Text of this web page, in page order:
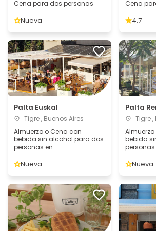
Cena para dos personas
Nueva
Cena
4.7
Palta Euskal
Tigre , Buenos Aires
Almuerzo o Cena con
bebida sin alcohol para dos
personas en...
Nueva
Palta
Tigre ,
bebida
personas
Nueva